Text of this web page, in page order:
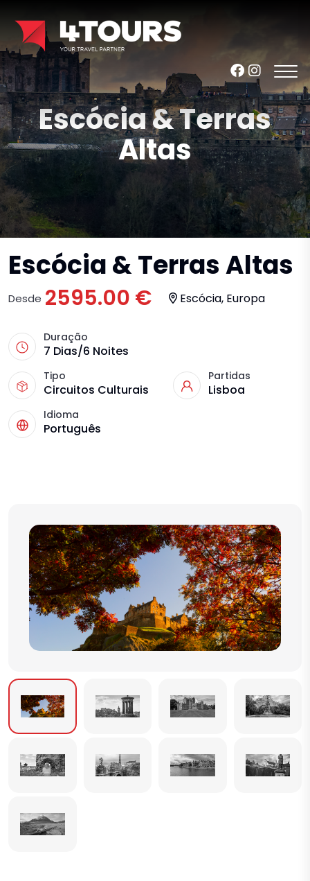
Escócia & Terras
Altas
Escócia & Terras Altas
Desde 2595.00 € Escócia, Europa
Duração
7 Dias/6 Noites
Tipo
Circuitos Culturais
Partidas
Lisboa
Idioma
Português